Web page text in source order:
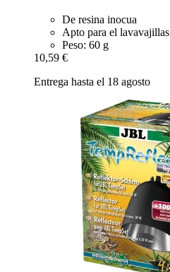
De resina inocua
Apto para el lavavajillas
Peso: 60 g
10,59 €
Entrega hasta el 18 agosto